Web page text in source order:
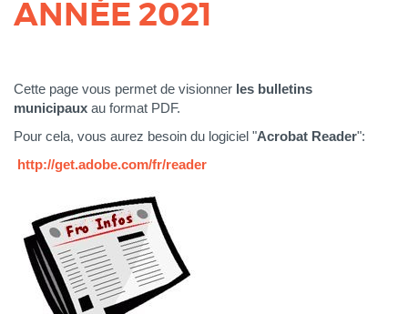
ANNÉE 2021
Corps
Cette page vous permet de visionner les bulletins
municipaux au format PDF.
Pour cela, vous aurez besoin du logiciel "Acrobat Reader":
http://get.adobe.com/fr/reader